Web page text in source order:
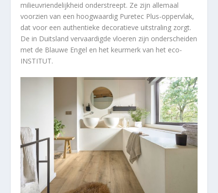
milieuvriendelijkheid onderstreept. Ze zijn allemaal
voorzien van een hoogwaardig Puretec Plus-oppervlak,
dat voor een authentieke decoratieve uitstraling zorgt.
De in Duitsland vervaardigde vloeren zijn onderscheiden
met de Blauwe Engel en het keurmerk van het eco-
INSTITUT.